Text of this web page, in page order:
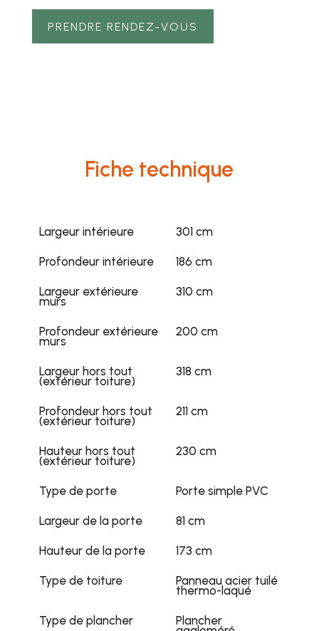
PRENDRE RENDEZ-VOUS
Fiche technique
Largeur intérieure 301 cm
Profondeur intérieure 186 cm
Largeur extérieure
murs
310 cm
Profondeur extérieure
murs
200 cm
Largeur hors tout
(extérieur toiture)
318 cm
Profondeur hors tout
(extérieur toiture)
211 cm
Hauteur hors tout
(extérieur toiture)
230 cm
Type de porte Porte simple PVC
Largeur de la porte 81 cm
Hauteur de la porte 173 cm
Type de toiture Panneau acier tuilé
thermo-laqué
Type de plancher Plancher